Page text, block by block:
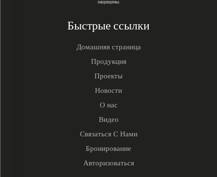
защищены.
Быстрые ссылки
Домашняя страница
Продукция
Проекты
Новости
О нас
Видео
Связаться С Нами
Бронирование
Авторизоваться